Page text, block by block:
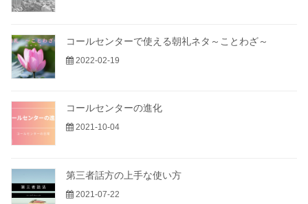
コールセンターで使える朝礼ネタ～ことわざ～
2022-02-19
コールセンターの進化
2021-10-04
第三者話方の上手な使い方
2021-07-22